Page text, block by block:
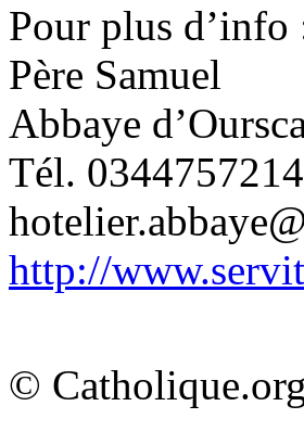
Pour plus d’info
Père Samuel
Abbaye
Tél. 0344757214
http://
©